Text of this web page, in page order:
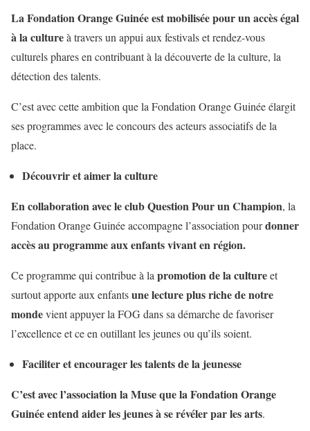
La Fondation Orange Guinée est mobilisée pour un accès égal
à la cultureà travers un appui aux festivals et rendez-vous
culturels phares en contribuant à la découverte de la culture, la
détection des talents.
C’est avec cette ambition que la Fondation Orange Guinée élargit
ses programmes avec le concours des acteurs associatifs de la
place.
Découvrir et aimer la culture
Encollaboration avec le club Question Pour un Champion, la
Fondation Orange Guinée accompagne l’association pourdonner
accès au programme aux enfants vivant en région.
Ce programme qui contribue à lapromotion de la cultureet
surtout apporte aux enfantsune lecture plus riche de notre
mondevient appuyer la FOG dans sa démarche de favoriser
l’excellence et ce en outillant les jeunes ou qu’ils soient.
Faciliter et encourager les talents de la jeunesse
C’est avec l’association la Museque la Fondation Orange
Guinée entend aider les jeunes à se révéler par les arts.